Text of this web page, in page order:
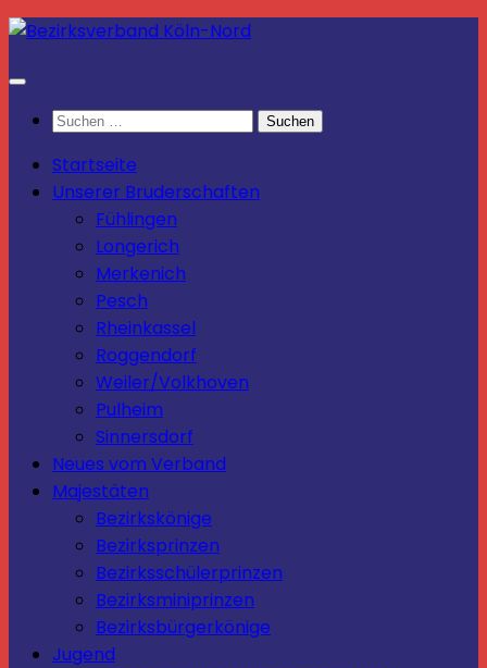
Zum
springen
Suchen
Startseite
Unserer Bruderschaften
Fühlingen
Longerich
Merkenich
Pesch
Rheinkassel
Roggendorf
Weiler/Volkhoven
Pulheim
Sinnersdorf
Neues vom Verband
Majestäten
Bezirkskönige
Bezirksprinzen
Bezirksschülerprinzen
Bezirksminiprinzen
Bezirksbürgerkönige
Jugend